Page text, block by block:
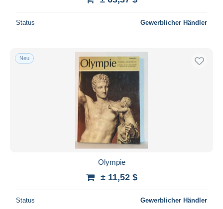
Status Gewerblicher Händler
Neu
Olympie
± 11,52 $
Status Gewerblicher Händler